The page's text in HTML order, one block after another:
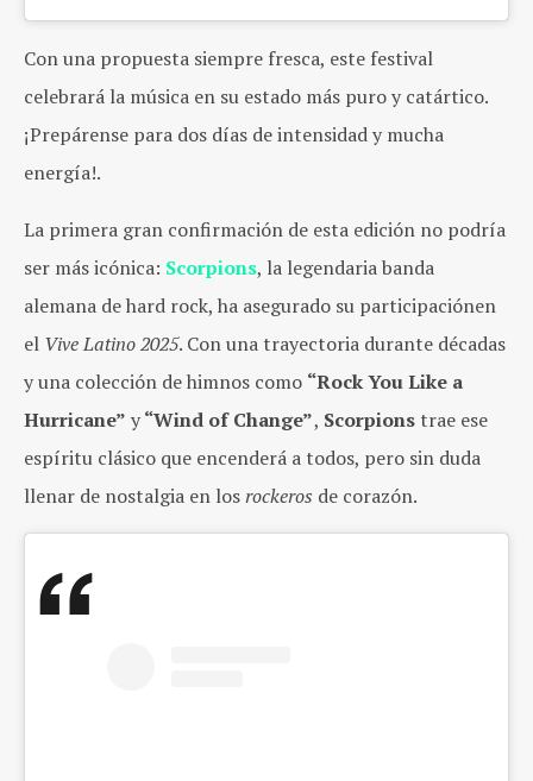
Con una propuesta siempre fresca, este festival
celebrará la música en su estado más puro y catártico.
¡Prepárense para dos días de intensidad y mucha
energía!.
La primera gran confirmación de esta edición no podría
ser más icónica: Scorpions, la legendaria banda
alemana de hard rock, ha asegurado su participaciónen
el Vive Latino 2025. Con una trayectoria durante décadas
y una colección de himnos como “Rock You Like a
Hurricane” y“Wind of Change”, Scorpions trae ese
espíritu clásico que encenderá a todos, pero sin duda
llenar de nostalgia en losrockeros de corazón.